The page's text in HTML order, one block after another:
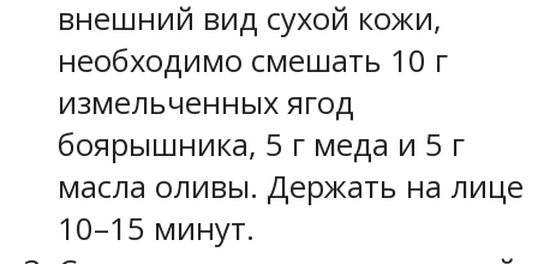
внешний вид сухой кожи,
необходимо смешать 10 г
измельченных ягод
боярышника, 5 г меда и 5 г
масла оливы. Держать на лице
10–15 минут.